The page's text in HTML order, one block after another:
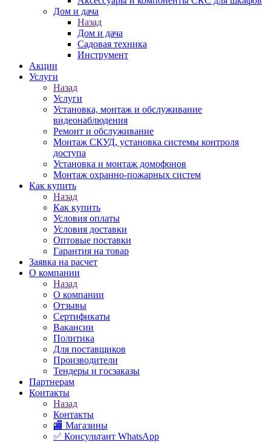
Дом и дача
Назад
Дом и дача
Садовая техника
Инструмент
Акции
Услуги
Назад
Услуги
Установка, монтаж и обслуживание
видеонаблюдения
Ремонт и обслуживание
Монтаж СКУД, установка системы контроля
доступа
Установка и монтаж домофонов
Монтаж охранно-пожарных систем
Как купить
Назад
Как купить
Условия оплаты
Условия доставки
Оптовые поставки
Гарантия на товар
Заявка на расчет
О компании
Назад
О компании
Отзывы
Сертификаты
Вакансии
Политика
Для поставщиков
Производители
Тендеры и госзаказы
Партнерам
Контакты
Назад
Контакты
🏬 Магазины
✅️ Консультант WhatsApp